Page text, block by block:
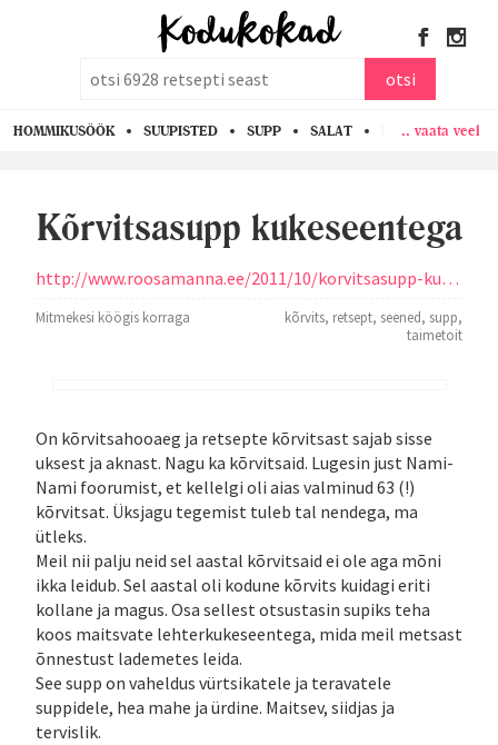
otsi
HOMMIKUSÖÖK SUUPISTED SUPP SALAT PASTA KANA
.. vaata veel
Kõrvitsasupp kukeseentega
http://www.roosamanna.ee/2011/10/korvitsasupp-kukeseentega/
Mitmekesi köögis korraga kõrvits, retsept, seened, supp,
taimetoit
On kõrvitsahooaeg ja retsepte kõrvitsast sajab sisse
uksest ja aknast. Nagu ka kõrvitsaid. Lugesin just Nami-
Nami foorumist, et kellelgi oli aias valminud 63 (!)
kõrvitsat. Üksjagu tegemist tuleb tal nendega, ma
ütleks.
Meil nii palju neid sel aastal kõrvitsaid ei ole aga mõni
ikka leidub. Sel aastal oli kodune kõrvits kuidagi eriti
kollane ja magus. Osa sellest otsustasin supiks teha
koos maitsvate lehterkukeseentega, mida meil metsast
õnnestust lademetes leida.
See supp on vaheldus vürtsikatele ja teravatele
suppidele, hea mahe ja ürdine. Maitsev, siidjas ja
tervislik.